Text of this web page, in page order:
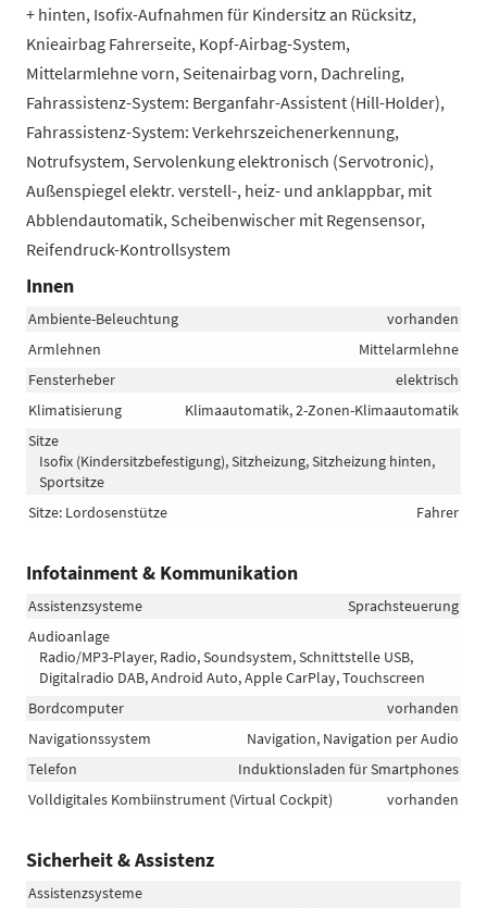
+ hinten, Isofix-Aufnahmen für Kindersitz an Rücksitz,
Knieairbag Fahrerseite, Kopf-Airbag-System,
Mittelarmlehne vorn, Seitenairbag vorn, Dachreling,
Fahrassistenz-System: Berganfahr-Assistent (Hill-Holder),
Fahrassistenz-System: Verkehrszeichenerkennung,
Notrufsystem, Servolenkung elektronisch (Servotronic),
Außenspiegel elektr. verstell-, heiz- und anklappbar, mit
Abblendautomatik, Scheibenwischer mit Regensensor,
Reifendruck-Kontrollsystem
Innen
Ambiente-Beleuchtung
vorhanden
Armlehnen
Mittelarmlehne
Fensterheber
elektrisch
Klimatisierung
Klimaautomatik, 2-Zonen-Klimaautomatik
Sitze
Isofix (Kindersitzbefestigung), Sitzheizung, Sitzheizung hinten,
Sportsitze
Sitze: Lordosenstütze
Fahrer
Infotainment & Kommunikation
Assistenzsysteme
Sprachsteuerung
Audioanlage
Radio/MP3-Player, Radio, Soundsystem, Schnittstelle USB,
Digitalradio DAB, Android Auto, Apple CarPlay, Touchscreen
Bordcomputer
vorhanden
Navigationssystem
Navigation, Navigation per Audio
Telefon
Induktionsladen für Smartphones
Volldigitales Kombiinstrument (Virtual Cockpit)
vorhanden
Sicherheit & Assistenz
Assistenzsysteme